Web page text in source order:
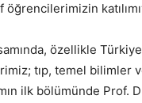
öğrencilerimizin
özellikle
tıp, temel bilimler
ilk bölümünde Prof.